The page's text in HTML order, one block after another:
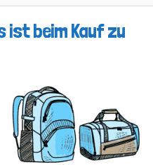
ist beim Kauf zu